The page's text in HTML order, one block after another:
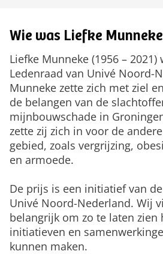
Wie was Liefke
Liefke Munneke (1956 –
Ledenraad van Univé Noord-
Munneke zette zich met ziel
de belangen van de
mijnbouwschade in
zette zij zich in voor de
gebied, zoals vergrijzing,
en armoede.
De prijs is een initiatief van
Univé Noord-Nederland. Wij
belangrijk om zo te laten zien
initiatieven en
kunnen maken.